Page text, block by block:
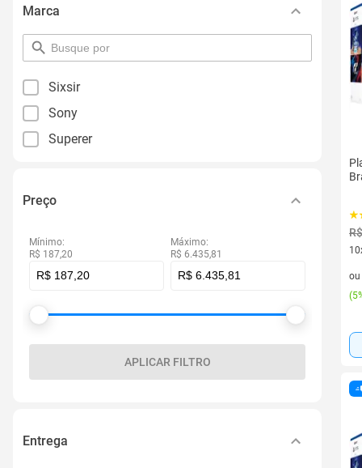
Marca
pesquisar
por
Sixsir
Sony
Superer
Preço
Mínimo:
R$ 187,20
Máximo:
R$ 6.435,81
APLICAR FILTRO
Entrega
ou
(